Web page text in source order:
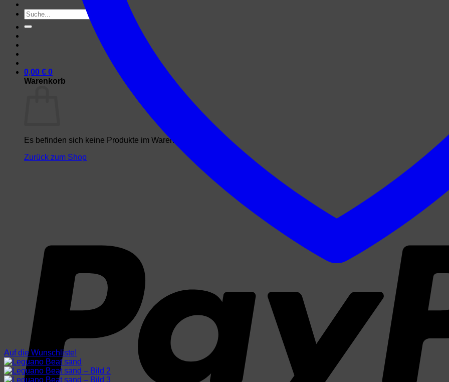
Suchen
nach:
0,00 € 0
Warenkorb
Es befinden sich keine Produkte im Warenkorb.
Zurück zum Shop
Auf die Wunschliste!